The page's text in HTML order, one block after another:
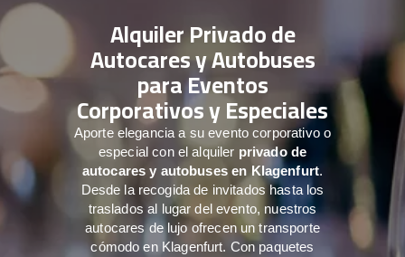
Alquiler Privado de
Autocares y Autobuses
para Eventos
Corporativos y Especiales
Aporte elegancia a su evento corporativo o
especial con el alquiler privado de
autocares y autobuses en Klagenfurt.
Desde la recogida de invitados hasta los
traslados al lugar del evento, nuestros
autocares de lujo ofrecen un transporte
cómodo en Klagenfurt. Con paquetes